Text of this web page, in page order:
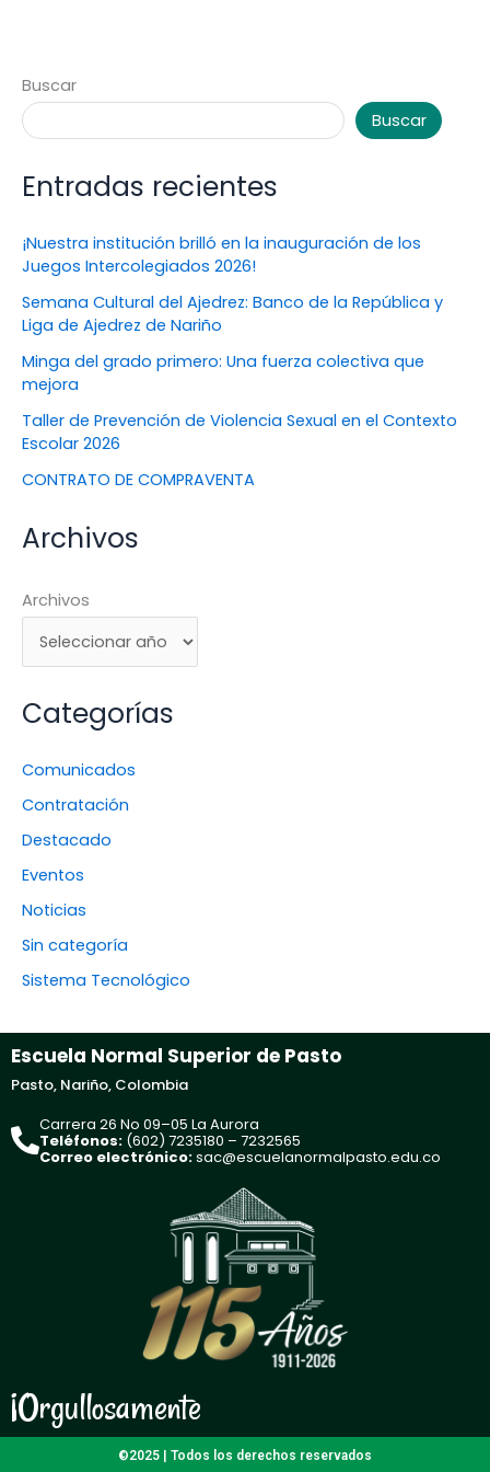
Buscar
Buscar
Entradas recientes
¡Nuestra institución brilló en la inauguración de los
Juegos Intercolegiados 2026!
Semana Cultural del Ajedrez: Banco de la República y
Liga de Ajedrez de Nariño
Minga del grado primero: Una fuerza colectiva que
mejora
Taller de Prevención de Violencia Sexual en el Contexto
Escolar 2026
CONTRATO DE COMPRAVENTA
Archivos
Archivos
Categorías
Comunicados
Contratación
Destacado
Eventos
Noticias
Sin categoría
Sistema Tecnológico
Escuela Normal Superior de Pasto
Pasto, Nariño, Colombia
Carrera 26 No 09–05 La Aurora
Teléfonos: (602) 7235180 – 7232565
Correo electrónico:sac@escuelanormalpasto.edu.co
¡Orgullosamente
©2025 | Todos los derechos reservados